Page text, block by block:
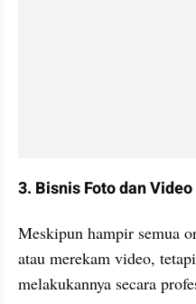
3. Bisnis Foto dan Video
Meskipun hampir semua
atau merekam video,
melakukannya secara